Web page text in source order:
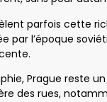
parfois cette
par l’époque
Prague reste
des rues,